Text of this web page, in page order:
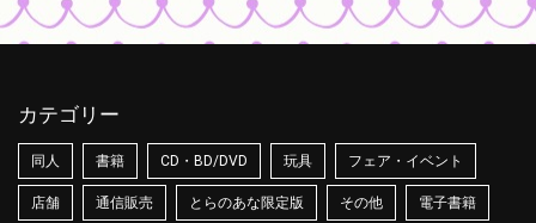
カテゴリー
同人 書籍 CD・BD/DVD 玩具 フェア・イベント
店舗 通信販売 とらのあな限定版 その他 電子書籍